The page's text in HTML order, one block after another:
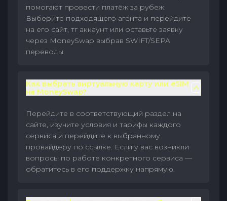
помогают провести платёж за рубеж.
Выберите подходящего агента и перейдите
на его сайт, тг аккаунт или оставьте заявку
через MoneySwap выбрав SWIFT/SEPA
переводы.
Как выбрать виртуальную карту или eSIM
на MoneySwap?
Перейдите в соответствующий раздел на
сайте, изучите условия и тарифы каждого
сервиса и перейдите к выбранному
провайдеру по ссылке. Если у вас возникли
вопросы по работе конкретного сервиса —
обратитесь в его поддержку напрямую.